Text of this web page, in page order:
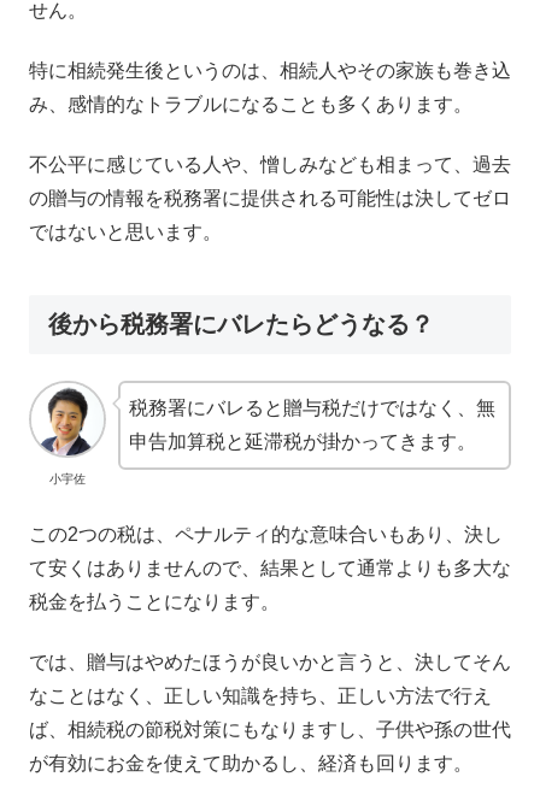
せん。
特に相続発生後というのは、相続人やその家族も巻き込
み、感情的なトラブルになることも多くあります。
不公平に感じている人や、憎しみなども相まって、過去
の贈与の情報を税務署に提供される可能性は決してゼロ
ではないと思います。
後から税務署にバレたらどうなる？
小宇佐
税務署にバレると贈与税だけではなく、無
申告加算税と延滞税が掛かってきます。
この2つの税は、ペナルティ的な意味合いもあり、決し
て安くはありませんので、結果として通常よりも多大な
税金を払うことになります。
では、贈与はやめたほうが良いかと言うと、決してそん
なことはなく、正しい知識を持ち、正しい方法で行え
ば、相続税の節税対策にもなりますし、子供や孫の世代
が有効にお金を使えて助かるし、経済も回ります。